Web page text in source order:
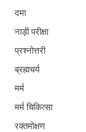
दमा
नाड़ी परीक्षा
प्रश्नोत्तरी
ब्रह्मचर्य
मर्म
मर्म चिकित्सा
रक्तमोक्षण